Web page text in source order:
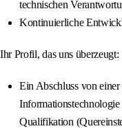
technischen
Kontinuierliche
Ihr Profil, das uns überzeugt:
Ein Abschluss von
Qualifikation